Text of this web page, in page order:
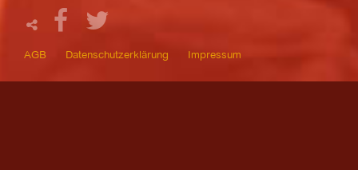
AGB Datenschutzerklärung Impressum